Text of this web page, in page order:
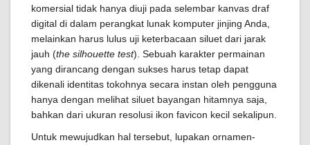
komersial tidak hanya diuji pada selembar kanvas draf
digital di dalam perangkat lunak komputer jinjing Anda,
melainkan harus lulus uji keterbacaan siluet dari jarak
jauh (the silhouette test). Sebuah karakter permainan
yang dirancang dengan sukses harus tetap dapat
dikenali identitas tokohnya secara instan oleh pengguna
hanya dengan melihat siluet bayangan hitamnya saja,
bahkan dari ukuran resolusi ikon favicon kecil sekalipun.
Untuk mewujudkan hal tersebut, lupakan ornamen-